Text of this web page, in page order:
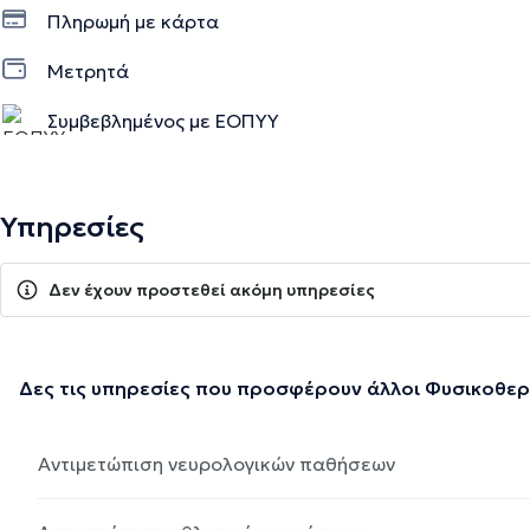
Πληρωμή με κάρτα
Μετρητά
Συμβεβλημένος με ΕΟΠΥΥ
Υπηρεσίες
Δεν έχουν προστεθεί ακόμη υπηρεσίες
Δες τις υπηρεσίες που προσφέρουν άλλοι
Αντιμετώπιση νευρολογικών παθήσεων